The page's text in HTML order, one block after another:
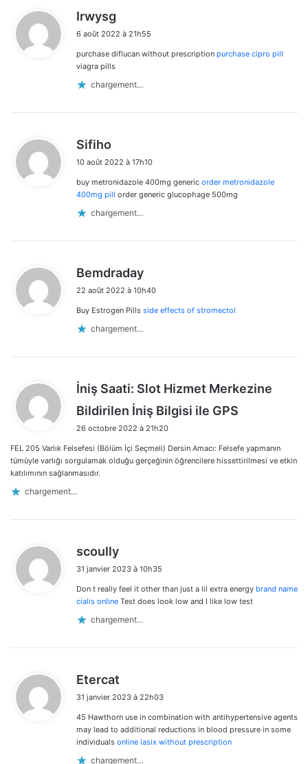
Irwysg
t
6 août 2022 à 21h55
purchase diflucan without prescription purchase cipro pill
viagra pills
chargement…
Sifiho
t
:
10 août 2022 à 17h10
buy metronidazole 400mg generic order metronidazole
400mg pill order generic glucophage 500mg
chargement…
Bemdraday
t
22 août 2022 à 10h40
Buy Estrogen Pills side effects of stromectol
chargement…
İniş Saati: Slot Hizmet Merkezine
Bildirilen İniş Bilgisi ile GPS
:
26 octobre 2022 à 21h20
FEL 205 Varlık Felsefesi (Bölüm İçi Seçmeli) Dersin Amacı: Felsefe yapmanın
tümüyle varlığı sorgulamak olduğu gerçeğinin öğrencilere hissettirilmesi ve etkin
katılımının sağlanmasıdır.
chargement…
scoully
t
:
31 janvier 2023 à 10h35
Don t really feel it other than just a lil extra energy brand name
cialis online Test does look low and I like low test
chargement…
Etercat
t
:
31 janvier 2023 à 22h03
45 Hawthorn use in combination with antihypertensive agents
may lead to additional reductions in blood pressure in some
individuals online lasix without prescription
chargement…